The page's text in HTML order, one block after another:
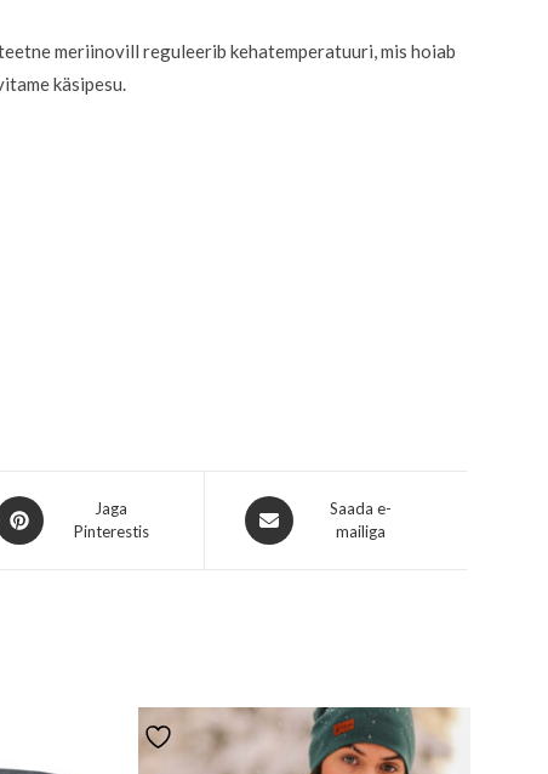
meriinovill reguleerib kehatemperatuuri, mis hoiab
käsipesu.
Jaga
Pinterestis
Saada e-
mailiga